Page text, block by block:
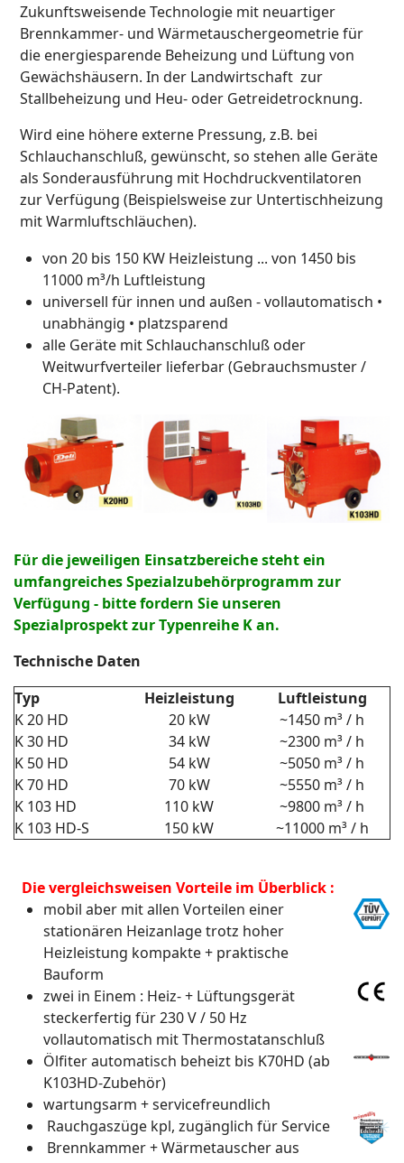
Zukunftsweisende Technologie mit neuartiger
Brennkammer- und Wärmetauschergeometrie für
die energiesparende Beheizung und Lüftung von
Gewächshäusern. In der Landwirtschaft zur
Stallbeheizung und Heu- oder Getreidetrocknung.
Wird eine höhere externe Pressung, z.B. bei
Schlauchanschluß, gewünscht, so stehen alle Geräte
als Sonderausführung mit Hochdruckventilatoren
zur Verfügung (Beispielsweise zur Untertischheizung
mit Warmluftschläuchen).
von 20 bis 150 KW Heizleistung ... von 1450 bis
11000 m³/h Luftleistung
universell für innen und außen - vollautomatisch •
unabhängig • platzsparend
alle Geräte mit Schlauchanschluß oder
Weitwurfverteiler lieferbar (Gebrauchsmuster /
CH-Patent).
Für die jeweiligen Einsatzbereiche steht ein
umfangreiches Spezialzubehörprogramm zur
Verfügung - bitte fordern Sie unseren
Spezialprospekt zur Typenreihe K an.
Technische Daten
Typ
Heizleistung
Luftleistung
K 20 HD
20 kW
~1450 m³ / h
K 30 HD
34 kW
~2300 m³ / h
K 50 HD
54 kW
~5050 m³ / h
K 70 HD
70 kW
~5550 m³ / h
K 103 HD
110 kW
~9800 m³ / h
K 103 HD-S
150 kW ~11000 m³ / h
Die vergleichsweisen Vorteile im Überblick :
mobil aber mit allen Vorteilen einer
stationären Heizanlage trotz hoher
Heizleistung kompakte + praktische
Bauform
zwei in Einem : Heiz- + Lüftungsgerät
steckerfertig für 230 V / 50 Hz
vollautomatisch mit Thermostatanschluß
Ölfiter automatisch beheizt bis K70HD (ab
K103HD-Zubehör)
wartungsarm + servicefreundlich
Rauchgaszüge kpl, zugänglich für Service
Brennkammer + Wärmetauscher aus